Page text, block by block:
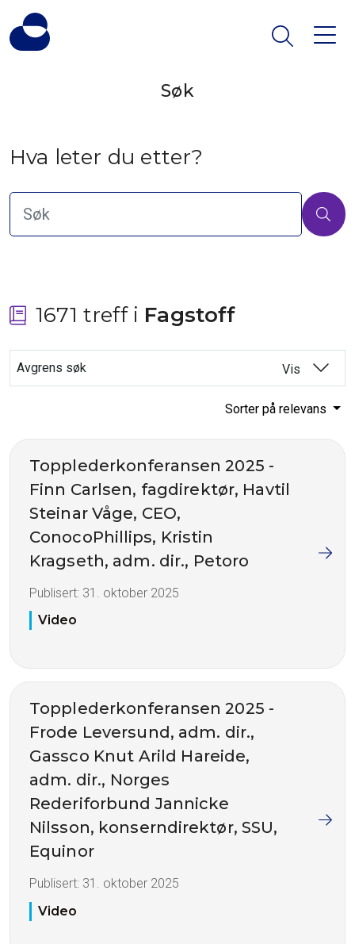
Søk
Hva leter du etter?
1671 treff i Fagstoff
Avgrens søk Vis
Sorter på relevans
Topplederkonferansen 2025 -
Finn Carlsen, fagdirektør, Havtil
Steinar Våge, CEO,
ConocoPhillips, Kristin
Kragseth, adm. dir., Petoro
Publisert: 31. oktober 2025
Video
Topplederkonferansen 2025 -
Frode Leversund, adm. dir.,
Gassco Knut Arild Hareide,
adm. dir., Norges
Rederiforbund Jannicke
Nilsson, konserndirektør, SSU,
Equinor
Publisert: 31. oktober 2025
Video